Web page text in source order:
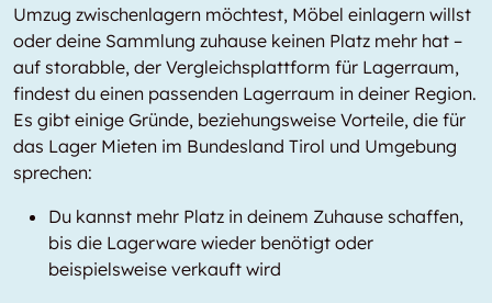
Umzug zwischenlagern möchtest, Möbel einlagern willst
oder deine Sammlung zuhause keinen Platz mehr hat –
auf storabble, der Vergleichsplattform für Lagerraum,
findest du einen passenden Lagerraum in deiner Region.
Es gibt einige Gründe, beziehungsweise Vorteile, die für
das Lager Mieten im Bundesland Tirol und Umgebung
sprechen:
Du kannst mehr Platz in deinem Zuhause schaffen,
bis die Lagerware wieder benötigt oder
beispielsweise verkauft wird